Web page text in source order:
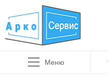
Меню